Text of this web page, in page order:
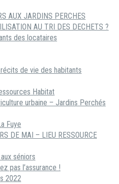
AUX JARDINS PERCHES
AU TRI DES DECHETS ?
des locataires
de vie des habitants
Habitat
urbaine – Jardins Perchés
Fuye
DE MAI – LIEU RESSOURCE
séniors
pas l’assurance !
2022